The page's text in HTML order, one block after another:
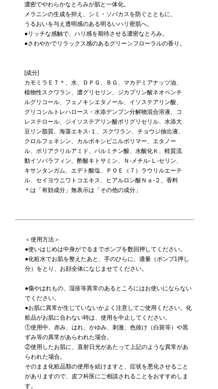
＜使用方法＞
●使いはじめは中身がでるまでポンプを数回押してください。
●化粧水でお肌を整えたあと、手のひらに、適量（ポンプ1押し
分）をとり、お顔全体になじませてください。
●傷やはれもの、湿疹等異常のあるところにはお使いにならない
でください。
●お肌に異常が生じていないかよく注意してご使用ください。化
粧品がお肌に合わない時は、使用を中止してください。
①使用中、赤み、はれ、かゆみ、刺激、色抜け（白斑等）や黒
ずみ等の異常があらわれた場合。
②使用したお肌に、直射日光があたって上記のような異常があ
らわれた場合。
そのまま化粧品類の使用を続けますと、症状を悪化させること
がありますので、皮フ科医にご相談されることをおすすめしま
す。
濃密でやわらかなとろみが肌と一体化。
メラニンの生成を抑え、シミ・ソバカスを防ぐとともに、
うるおいを与え透明感のある明るいハリ密肌へ。
●リッチな感触で、ハリ感を期待させる濃密なとろみ。
●さわやかでリラックス感のあるグリーンフローラルの香り。
[成分]
カモミラＥＴ＊、水、ＤＰＧ、ＢＧ、マカデミアナッツ油、
植物性スクワラン、濃グリセリン、ジカプリン酸ネオペンチ
ルグリコール、フェノキシエタノール、イソステアリン酸、
グリコシルトレハロース・水添デンプン分解物混合溶液、コ
レステロール、ジイソステアリン酸ポリグリセリル、水添大
豆リン脂質、海藻エキス-１、スクワラン、チョウジ抽出液、
クロルフェネシン、カルボキシビニルポリマー、エタノー
ル、ポリアクリルアミド、パルミチン酸、水酸化Ｋ、軽質流
動イソパラフィン、酢酸キトサミン、Ｎ-メチル-Ｌ-セリン、
キサンタンガム、エデト酸塩、ＰＯＥ（７）ラウリルエーテ
ル、セイヨウニワトコエキス、ヒアルロン酸Ｎａ-２、香料
＊は「有効成分」無表示は「その他の成分」